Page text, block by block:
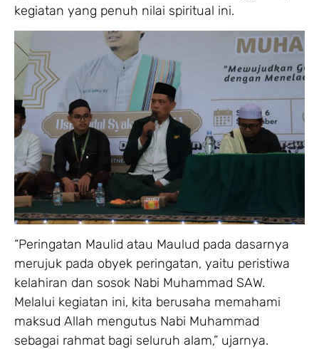
kegiatan yang penuh nilai spiritual ini.
“Peringatan Maulid atau Maulud pada dasarnya
merujuk pada obyek peringatan, yaitu peristiwa
kelahiran dan sosok Nabi Muhammad SAW.
Melalui kegiatan ini, kita berusaha memahami
maksud Allah mengutus Nabi Muhammad
sebagai rahmat bagi seluruh alam,” ujarnya.